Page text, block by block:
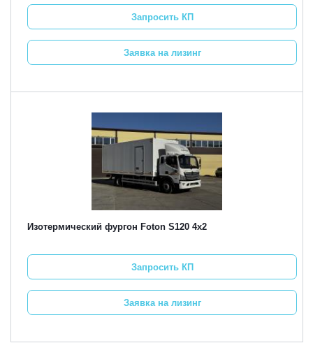
Запросить КП
Заявка на лизинг
Изотермический фургон Foton S120 4х2
Запросить КП
Заявка на лизинг